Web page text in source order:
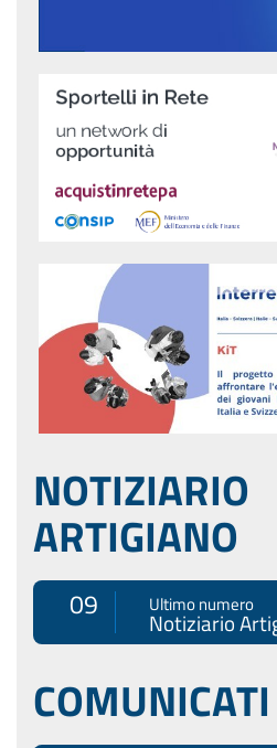
NOTIZIARIO
ARTIGIANO
09 Ultimo numero
Notiziario